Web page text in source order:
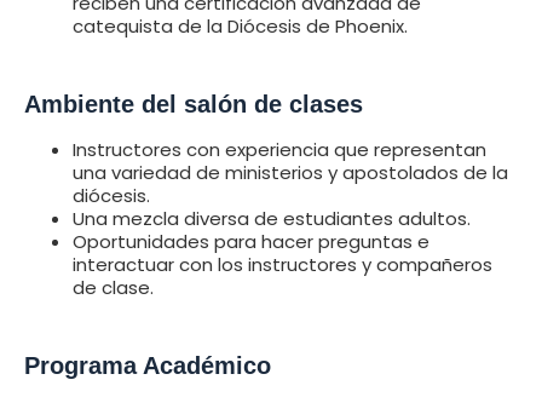
catequista de la Diócesis de Phoenix.
Ambiente del salón de clases
Instructores con experiencia que representan
una variedad de ministerios y apostolados de la
diócesis.
Una mezcla diversa de estudiantes adultos.
Oportunidades para hacer preguntas e
interactuar con los instructores y compañeros
de clase.
Programa Académico